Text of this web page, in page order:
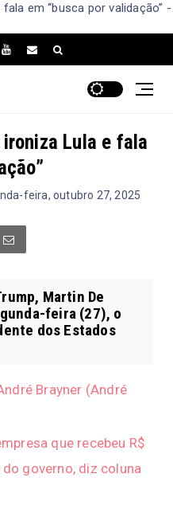
em “busca por validação” -
Lula e fala
feira, outubro 27, 2025
Martin De
feira (27), o
dos Estados
Brayner (André
que recebeu R$
governo, diz coluna